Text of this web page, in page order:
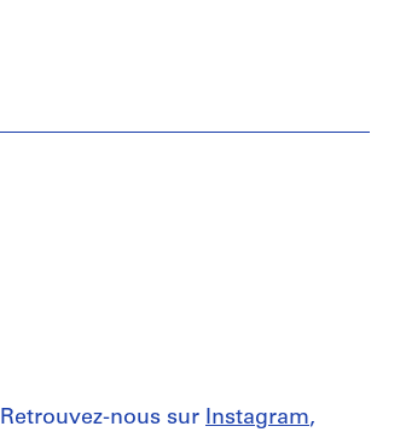
Retrouvez-nous sur Instagram,